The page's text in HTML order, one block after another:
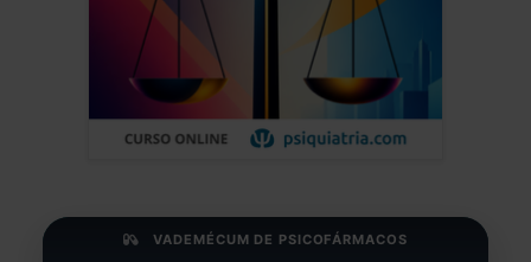
VADEMÉCUM DE PSICOFÁRMACOS